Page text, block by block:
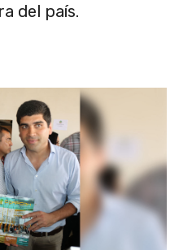
del país.